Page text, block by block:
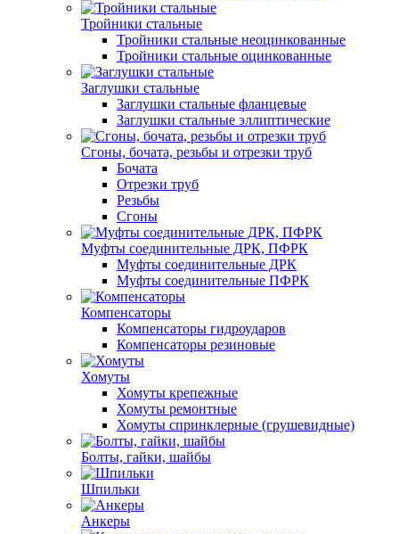
Тройники стальные
Тройники стальные неоцинкованные
Тройники стальные оцинкованные
Заглушки стальные
Заглушки стальные фланцевые
Заглушки стальные эллиптические
Сгоны, бочата, резьбы и отрезки труб
Бочата
Отрезки труб
Резьбы
Сгоны
Муфты соединительные ДРК, ПФРК
Муфты соединительные ДРК
Муфты соединительные ПФРК
Компенсаторы
Компенсаторы гидроударов
Компенсаторы резиновые
Хомуты
Хомуты крепежные
Хомуты ремонтные
Хомуты спринклерные (грушевидные)
Болты, гайки, шайбы
Шпильки
Анкеры